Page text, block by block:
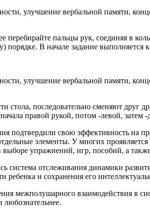
улучшение вербальной памяти,
перебирайте пальцы рук, соединяя в
порядке. В начале задание выполняется
улучшение вербальной памяти,
стола, последовательно сменяют друг
правой рукой, потом -левой,
подтвердили свою эффективность на
элементы. У многих проявляется
выборе упражнений, игр, пособий, а
система отслеживания динамики
ребенка и сохранения его
межполушарного взаимодействия в